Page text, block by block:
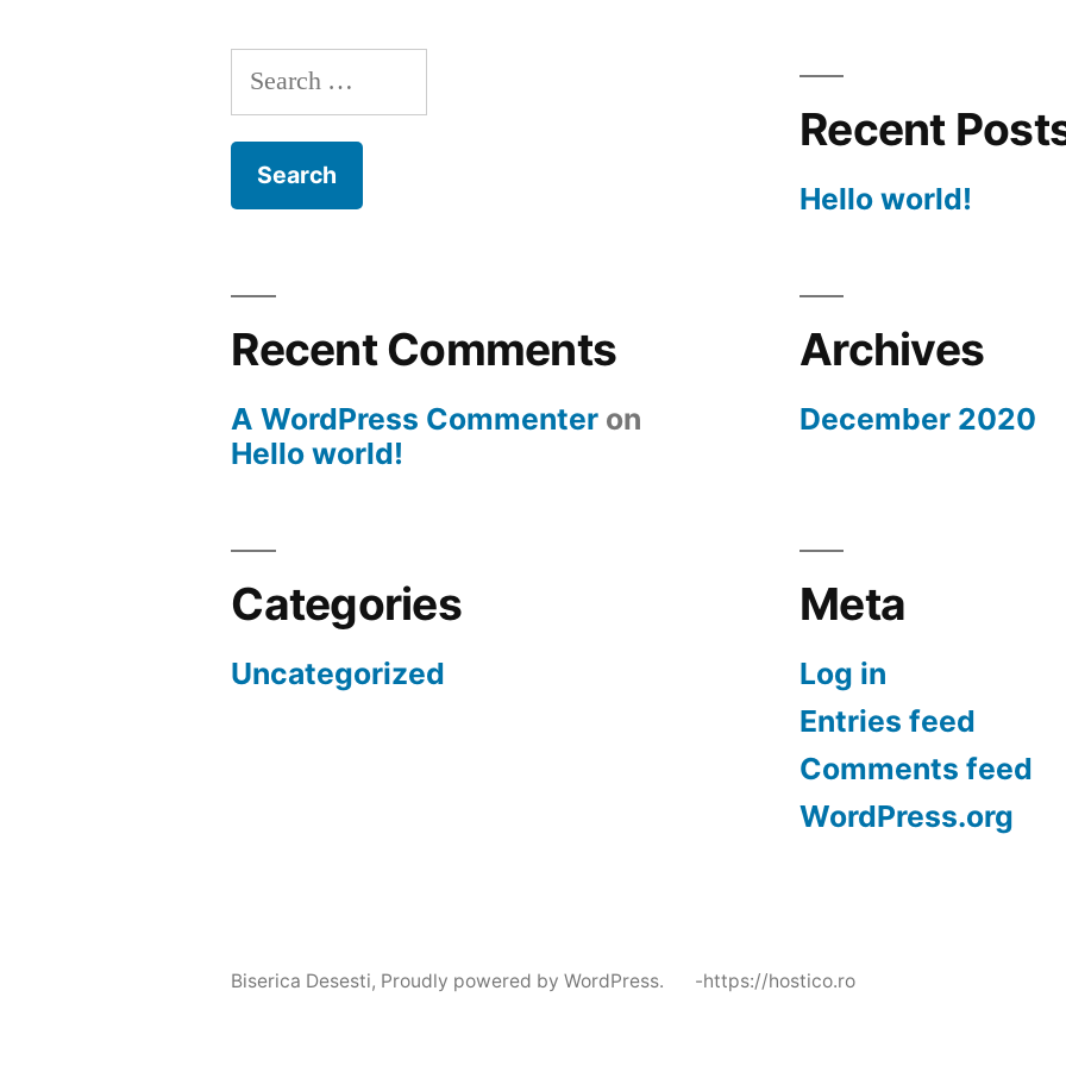
Search
for:
Recent
Hello world!
Recent Comments
A WordPress Commenter on
Hello world!
Archives
December 2020
Categories
Uncategorized
Meta
Log in
Entries feed
Comments feed
WordPress.org
Biserica Desesti, Proudly powered by WordPress. -https://hostico.ro